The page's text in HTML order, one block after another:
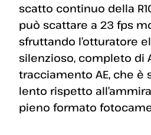
scatto continuo della
può scattare a 23 fps
sfruttando l’otturatore
silenzioso, completo di
tracciamento AE, che è
lento rispetto
pieno formato